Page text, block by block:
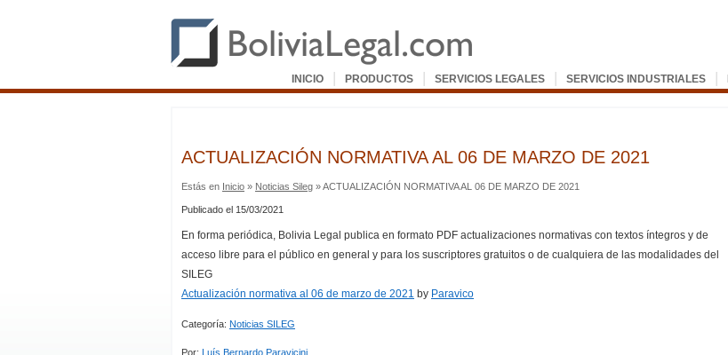
INICIO | PRODUCTOS | SERVICIOS LEGALES | SERVICIOS INDUSTRIALES |
ACTUALIZACIÓN NORMATIVA AL 06 DE MARZO DE 2021
Estás en Inicio » Noticias Sileg » ACTUALIZACIÓN NORMATIVA AL 06 DE MARZO DE 2021
Publicado el 15/03/2021
En forma periódica, Bolivia Legal publica en formato PDF actualizaciones normativas con textos íntegros y de
acceso libre para el público en general y para los suscriptores gratuitos o de cualquiera de las modalidades del
SILEG
Actualización normativa al 06 de marzo de 2021 by Paravico
Categoría: Noticias SILEG
Por: Luís Bernardo Paravicini